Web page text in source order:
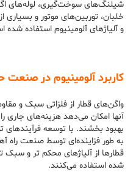
شیلنگ‌های سوخت‌گیری، لوله‌های
خلبان، توربین‌های موتور و بسیاری
و آلیاژهای آلومینیوم استفاده شده
کاربرد آلومینیوم در
واگن‌های قطار از فلزاتی سبک و
آنها امکان می‌دهد هزینه‌های
بهبود بخشند. با توسعه فرآیندهای
به طور فزاینده‌ای توسط صنعت راه
قطارها از آلیاژهای محکم تر و
شده استفاده می‌کنند.